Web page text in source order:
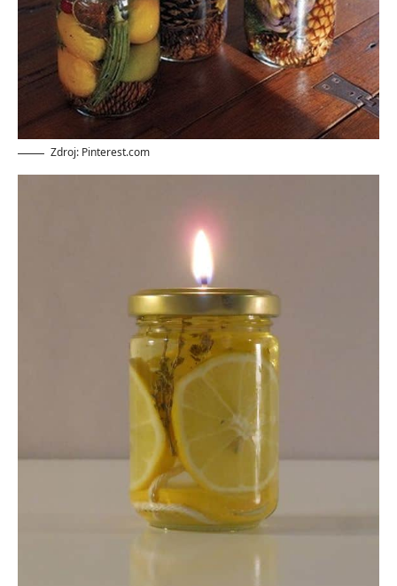
Zdroj: Pinterest.com